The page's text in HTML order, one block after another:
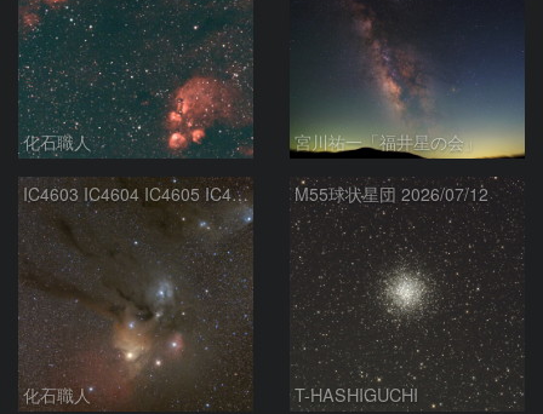
化石職人 宮川祐一「福井星の会」
IC4603 IC4604 IC4605 IC4606 Sh2-9 IC4592 カラフルタウン 青い馬頭星雲 さそり座
化石職人
M55球状星団 2026/07/12
T-HASHIGUCHI